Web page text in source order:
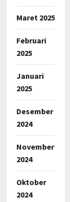
Maret 2025
Februari
2025
Januari
2025
Desember
2024
November
2024
Oktober
2024